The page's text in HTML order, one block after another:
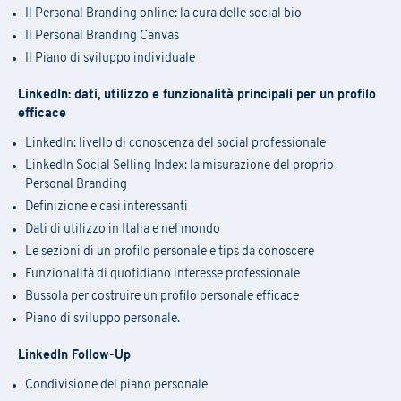
Il Personal Branding online: la cura delle social bio
Il Personal Branding Canvas
Il Piano di sviluppo individuale
LinkedIn: dati, utilizzo e funzionalità principali per un profilo
efficace
LinkedIn: livello di conoscenza del social professionale
LinkedIn Social Selling Index: la misurazione del proprio
Personal Branding
Definizione e casi interessanti
Dati di utilizzo in Italia e nel mondo
Le sezioni di un profilo personale e tips da conoscere
Funzionalità di quotidiano interesse professionale
Bussola per costruire un profilo personale efficace
Piano di sviluppo personale.
LinkedIn Follow-Up
Condivisione del piano personale